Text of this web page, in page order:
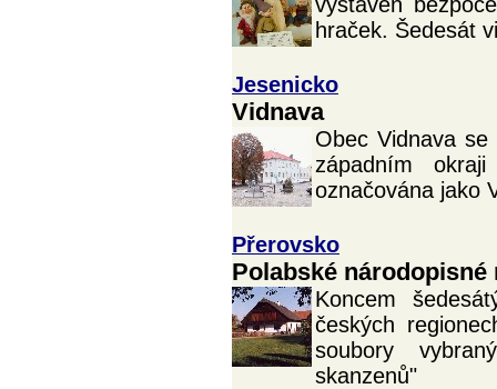
hraček. Šedesát
Jesenicko
Vidnava
Obec Vidnava
západním
označována jako
Přerovsko
Polabské národopisné
Koncem
českých
soubory
skanzenů"